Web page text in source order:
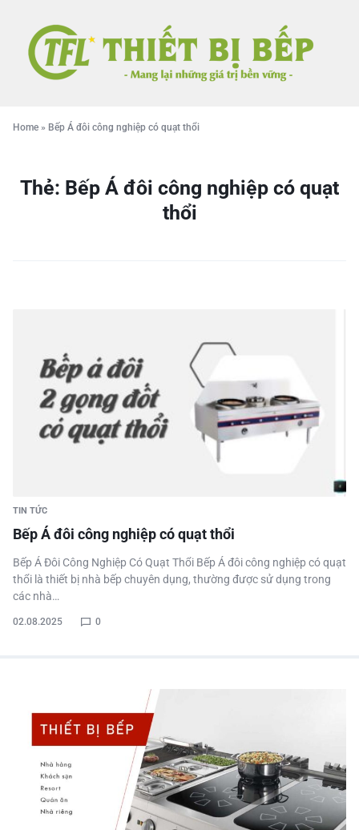
Home » Bếp Á đôi công nghiệp có quạt thổi
Thẻ: Bếp Á đôi công nghiệp có quạt
thổi
TIN TỨC
Bếp Á đôi công nghiệp có quạt thổi
Bếp Á Đôi Công Nghiệp Có Quạt Thổi Bếp Á đôi công nghiệp có quạt
thổi là thiết bị nhà bếp chuyên dụng, thường được sử dụng trong
các nhà…
02.08.2025 0